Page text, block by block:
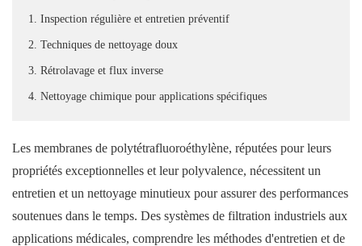
1. Inspection régulière et entretien préventif
2. Techniques de nettoyage doux
3. Rétrolavage et flux inverse
4. Nettoyage chimique pour applications spécifiques
Les membranes de polytétrafluoroéthylène, réputées pour leurs
propriétés exceptionnelles et leur polyvalence, nécessitent un
entretien et un nettoyage minutieux pour assurer des performances
soutenues dans le temps. Des systèmes de filtration industriels aux
applications médicales, comprendre les méthodes d'entretien et de